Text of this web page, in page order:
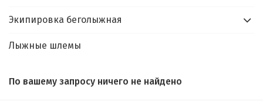
По вашему запросу ничего не найдено
Экипировка беголыжная
Лыжные шлемы